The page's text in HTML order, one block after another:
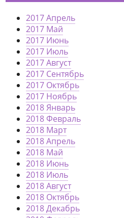
2017 Апрель
2017 Май
2017 Июнь
2017 Июль
2017 Август
2017 Сентябрь
2017 Октябрь
2017 Ноябрь
2018 Январь
2018 Февраль
2018 Март
2018 Апрель
2018 Май
2018 Июнь
2018 Июль
2018 Август
2018 Октябрь
2018 Декабрь